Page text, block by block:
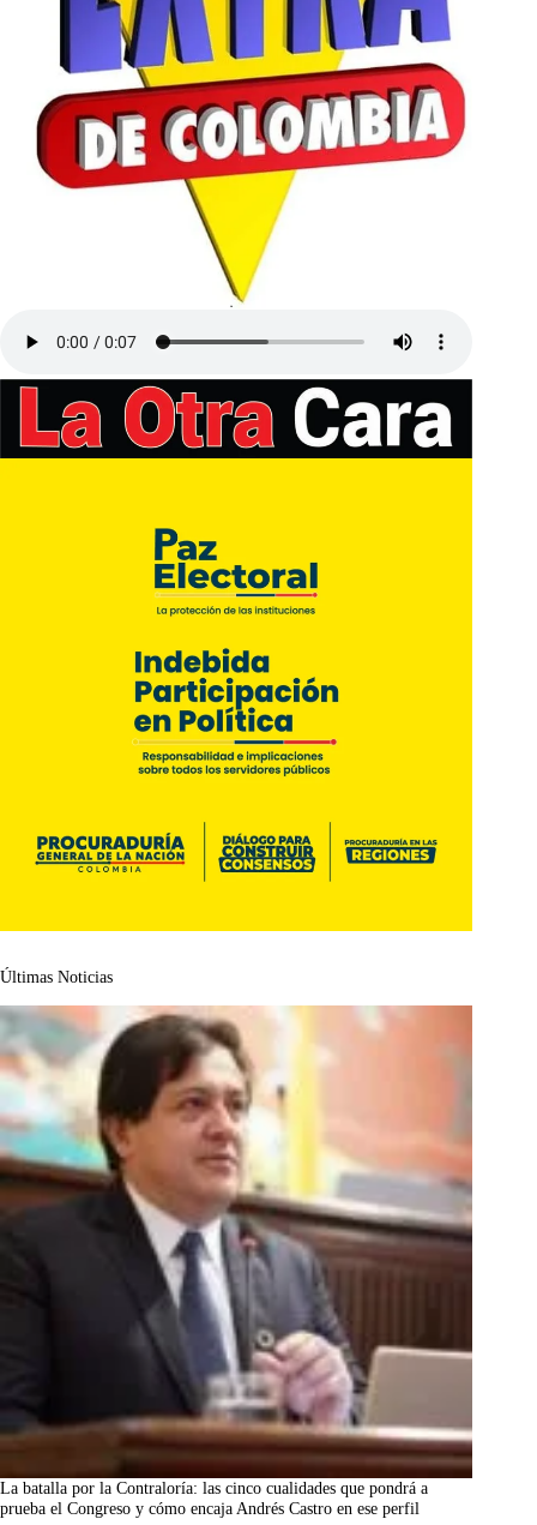
Últimas Noticias
La batalla por la Contraloría: las cinco cualidades que pondrá a
prueba el Congreso y cómo encaja Andrés Castro en ese perfil